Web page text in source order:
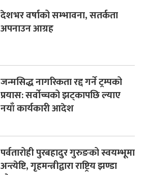
देशभर वर्षाको सम्भावना, सतर्कता
अपनाउन आग्रह
जन्मसिद्ध नागरिकता रद्द गर्ने ट्रम्पको
प्रयास: सर्वोच्चको झट्कापछि ल्याए
नयाँ कार्यकारी आदेश
पर्वतारोही पुरबहादुर गुरुङको स्वयम्भूमा
अन्त्येष्टि, गृहमन्त्रीद्वारा राष्ट्रिय झण्डा